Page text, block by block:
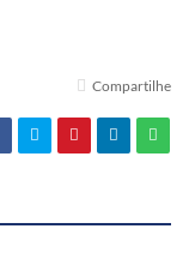
Compartilhe